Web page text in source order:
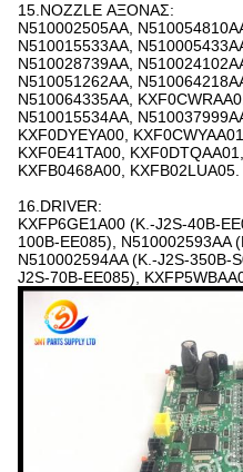
15.NOZZLE ΑΞΟΝΑΣ:
N510002505AA,
N510015533AA,
N510028739AA,
N510051262AA,
N510064335AA,
N510015534AA,
KXF0DYEYA00,
KXF0E41TA00,
KXFB0468A00, KXFB02LUA05.
16.DRIVER:
KXFP6GE1A00 (Κ.-J2S-40B-
100B-EE085), N510002593AA
N510002594AA (Κ.-J2S-350B-
J2S-70B-EE085),